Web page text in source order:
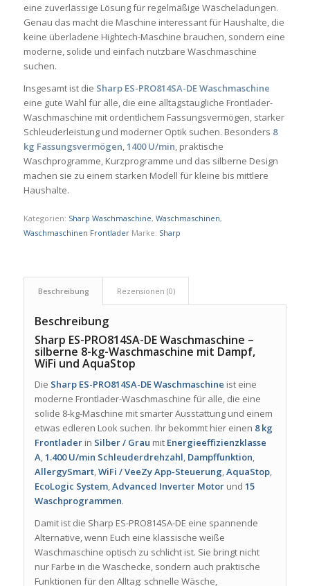
eine zuverlässige Lösung für regelmäßige Wäscheladungen.
Genau das macht die Maschine interessant für Haushalte, die
keine überladene Hightech-Maschine brauchen, sondern eine
moderne, solide und einfach nutzbare Waschmaschine
suchen.
Insgesamt ist die Sharp ES-PRO814SA-DE Waschmaschine
eine gute Wahl für alle, die eine alltagstaugliche Frontlader-
Waschmaschine mit ordentlichem Fassungsvermögen, starker
Schleuderleistung und moderner Optik suchen. Besonders 8
kg Fassungsvermögen 1400 U/min , praktische
Waschprogramme, Kurzprogramme und das silberne Design
machen sie zu einem starken Modell für kleine bis mittlere
Haushalte.
Kategorien: Sharp Waschmaschine, Waschmaschinen,
Waschmaschinen Frontlader Marke: Sharp
Beschreibung Rezensionen (0)
Beschreibung
Sharp ES-PRO814SA-DE Waschmaschine –
silberne 8-kg-Waschmaschine mit Dampf,
WiFi und AquaStop
Die Sharp ES-PRO814SA-DE Waschmaschine ist eine
moderne Frontlader-Waschmaschine für alle, die eine
solide 8-kg-Maschine mit smarter Ausstattung und einem
etwas edleren Look suchen. Ihr bekommt hier einen 8 kg
Frontladerin Silber / Grau mit Energieeffizienzklasse
A,1.400 U/min Schleuderdrehzahl, Dampffunktion,
AllergySmart,WiFi / VeeZy App-Steuerung,AquaStop,
EcoLogic System,Advanced Inverter Motorund 15
Waschprogrammen.
Damit ist die Sharp ES-PRO814SA-DE eine spannende
Alternative, wenn Euch eine klassische weiße
Waschmaschine optisch zu schlicht ist. Sie bringt nicht
nur Farbe in die Waschecke, sondern auch praktische
Funktionen für den Alltag: schnelle Wäsche,